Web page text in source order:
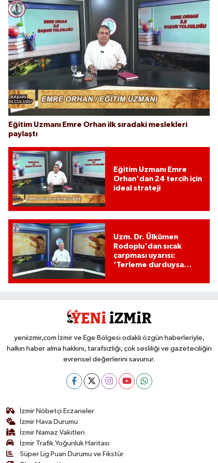
Eğitim Uzmanı Emre Orhan ilk sıradaki meslekleri
paylaştı
Eğitim Uzmanı Emre
Orhan'dan 24 tercih için
ideal strateji
Uzm. Dr. Ülkümen
Rodoplu'dan sıcak
çarpması uyarısı:
'Terleme durduysa
başlamıştır!'
yeniizmir,com İzmir ve Ege Bölgesi odaklı özgün haberleriyle,
halkın haber alma hakkını, tarafsızlığı, çok sesliliği ve gazeteciliğin
evrensel değerlerini savunur.
İzmir Nöbetçi Eczaneler
İzmir Hava Durumu
İzmir Namaz Vakitleri
İzmir Trafik Yoğunluk Haritası
Süper Lig Puan Durumu ve Fikstür